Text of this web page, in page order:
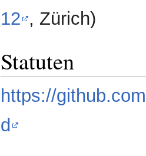
12 , Zürich)
Statuten
https://
d